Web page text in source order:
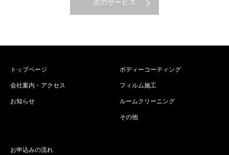
トップページ
会社案内・アクセス
お知らせ
ボディーコーティング
フィルム施工
ルームクリーニング
その他
お申込みの流れ